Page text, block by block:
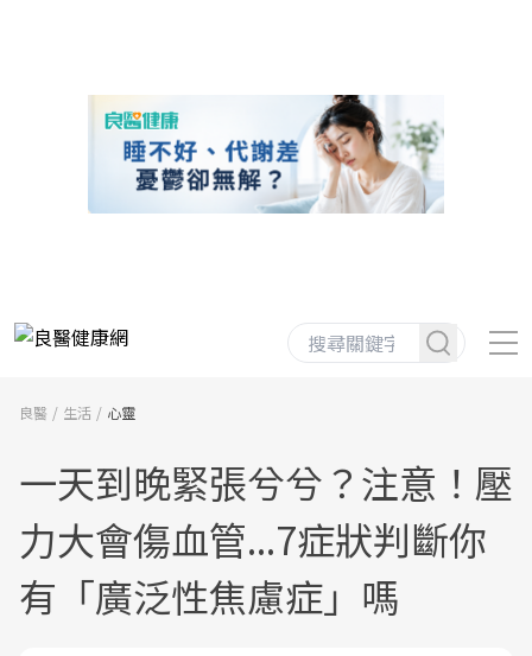
良醫 生活 心靈
一天到晚緊張兮兮？注意！壓
力大會傷血管...7症狀判斷你
有「廣泛性焦慮症」嗎